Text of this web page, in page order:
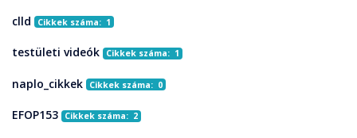
clld Cikkek száma: 1
testületi videók Cikkek száma: 1
naplo_cikkek Cikkek száma: 0
EFOP153 Cikkek száma: 2